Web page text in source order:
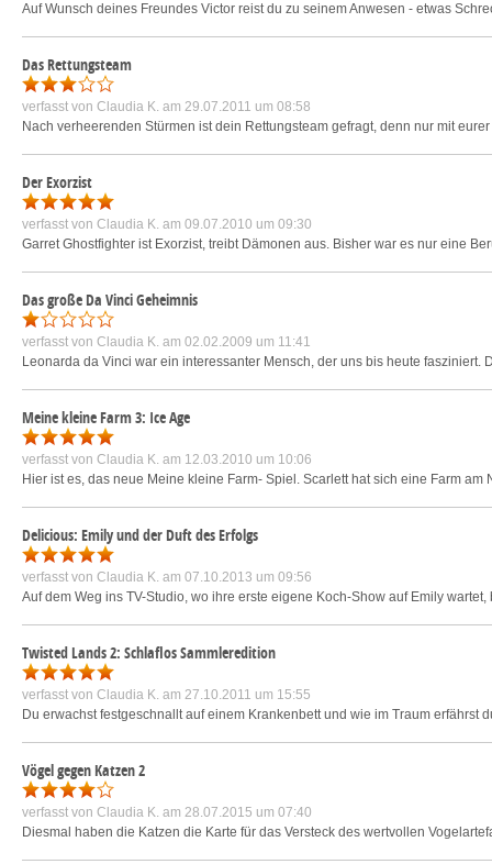
Auf Wunsch deines Freundes Victor reist du zu seinem Anwesen - etwas
Das Rettungsteam
verfasst von Claudia K. am 29.07.2011 um 08:58
Nach verheerenden Stürmen ist dein Rettungsteam gefragt, denn nur mit
Der Exorzist
verfasst von Claudia K. am 09.07.2010 um 09:30
Garret Ghostfighter ist Exorzist, treibt Dämonen aus. Bisher war es nur eine
Das große Da Vinci Geheimnis
verfasst von Claudia K. am 02.02.2009 um 11:41
Leonarda da Vinci war ein interessanter Mensch, der uns bis heute
Meine kleine Farm 3: Ice Age
verfasst von Claudia K. am 12.03.2010 um 10:06
Hier ist es, das neue Meine kleine Farm- Spiel. Scarlett hat sich eine Farm
Delicious: Emily und der Duft des Erfolgs
verfasst von Claudia K. am 07.10.2013 um 09:56
Auf dem Weg ins TV-Studio, wo ihre erste eigene Koch-Show auf Emily
Twisted Lands 2: Schlaflos Sammleredition
verfasst von Claudia K. am 27.10.2011 um 15:55
Du erwachst festgeschnallt auf einem Krankenbett und wie im Traum
Vögel gegen Katzen 2
verfasst von Claudia K. am 28.07.2015 um 07:40
Diesmal haben die Katzen die Karte für das Versteck des wertvollen